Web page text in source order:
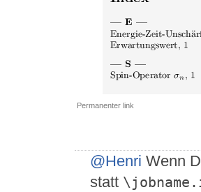
Permanenter link
@Henri Wenn
statt